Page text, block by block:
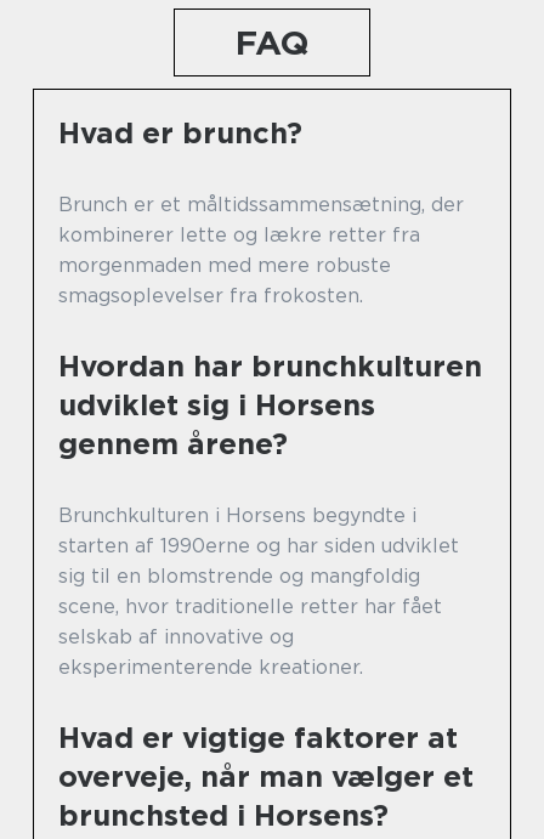
FAQ
Hvad er brunch?
Brunch er et måltidssammensætning, der
kombinerer lette og lækre retter fra
morgenmaden med mere robuste
smagsoplevelser fra frokosten.
Hvordan har brunchkulturen
udviklet sig i Horsens
gennem årene?
Brunchkulturen i Horsens begyndte i
starten af 1990erne og har siden udviklet
sig til en blomstrende og mangfoldig
scene, hvor traditionelle retter har fået
selskab af innovative og
eksperimenterende kreationer.
Hvad er vigtige faktorer at
overveje, når man vælger et
brunchsted i Horsens?